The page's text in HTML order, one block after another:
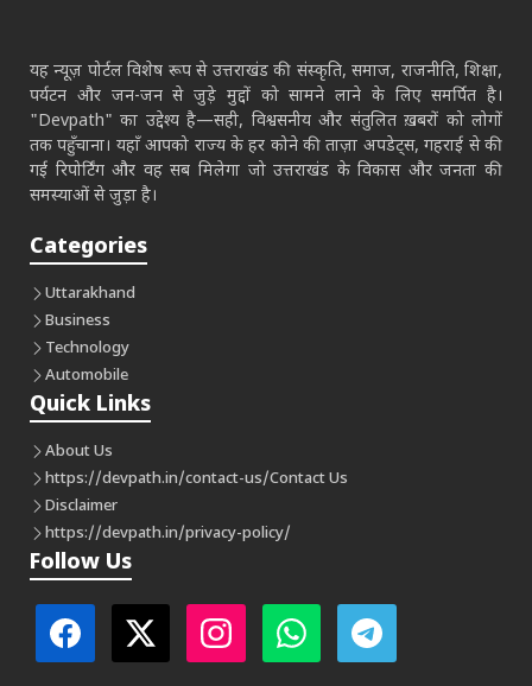
यह न्यूज़ पोर्टल विशेष रूप से उत्तराखंड की संस्कृति, समाज, राजनीति, शिक्षा,
पर्यटन और जन-जन से जुड़े मुद्दों को सामने लाने के लिए समर्पित है।
"Devpath" का उद्देश्य है—सही, विश्वसनीय और संतुलित ख़बरों को लोगों
तक पहुँचाना। यहाँ आपको राज्य के हर कोने की ताज़ा अपडेट्स, गहराई से की
गई रिपोर्टिंग और वह सब मिलेगा जो उत्तराखंड के विकास और जनता की
समस्याओं से जुड़ा है।
Categories
Uttarakhand
Business
Technology
Automobile
Quick Links
About Us
https://devpath.in/contact-us/Contact Us
Disclaimer
https://devpath.in/privacy-policy/
Follow Us